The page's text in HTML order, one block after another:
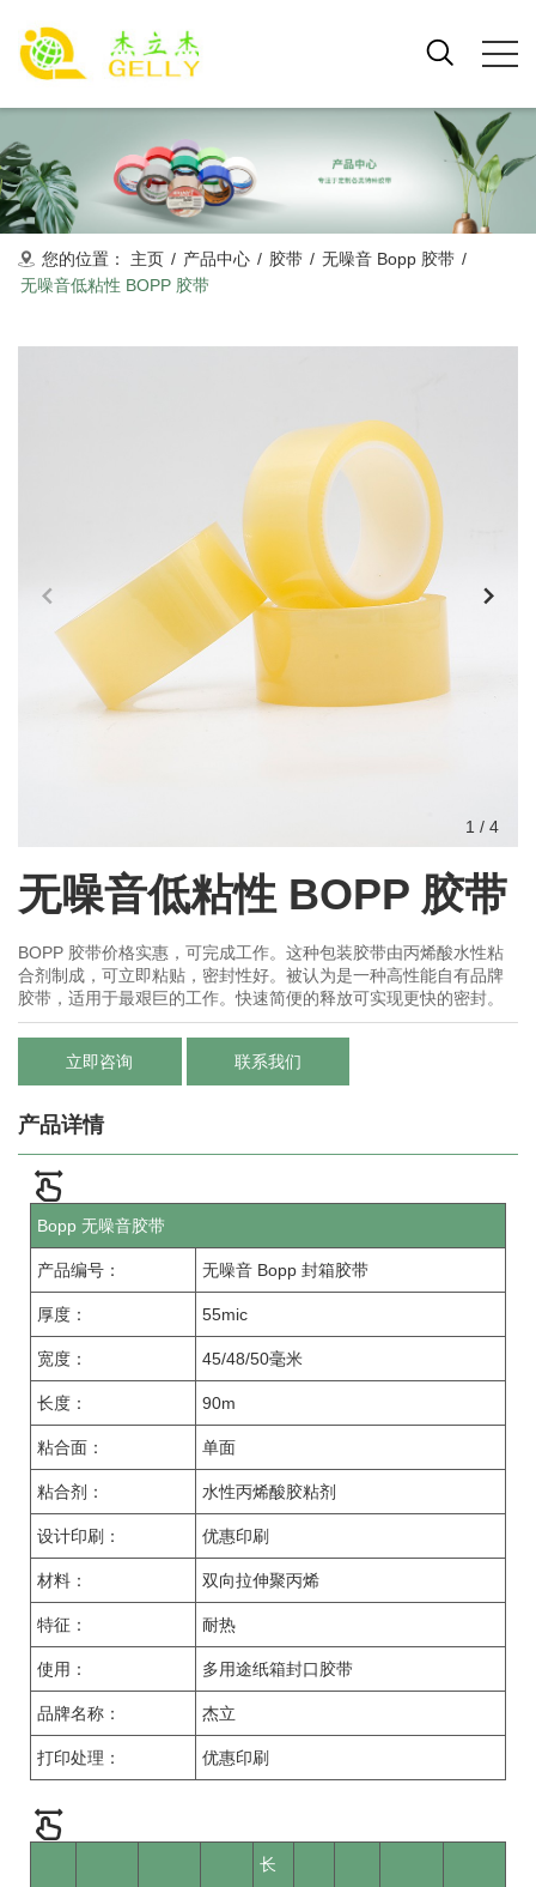
您的位置： 主页 / 产品中心 / 胶带 / 无噪音 Bopp 胶带 /
无噪音低粘性 BOPP 胶带
无噪音低粘性 BOPP 胶带
BOPP 胶带价格实惠，可完成工作。这种包装胶带由丙烯酸水性粘
合剂制成，可立即粘贴，密封性好。被认为是一种高性能自有品牌
胶带，适用于最艰巨的工作。快速简便的释放可实现更快的密封。
立即咨询 联系我们
1 / 4
产品详情
Bopp 无噪音胶带
产品编号： 无噪音 Bopp 封箱胶带
厚度： 55mic
宽度： 45/48/50毫米
长度： 90m
粘合面： 单面
粘合剂： 水性丙烯酸胶粘剂
设计印刷： 优惠印刷
材料： 双向拉伸聚丙烯
特征： 耐热
使用： 多用途纸箱封口胶带
品牌名称： 杰立
打印处理： 优惠印刷
长